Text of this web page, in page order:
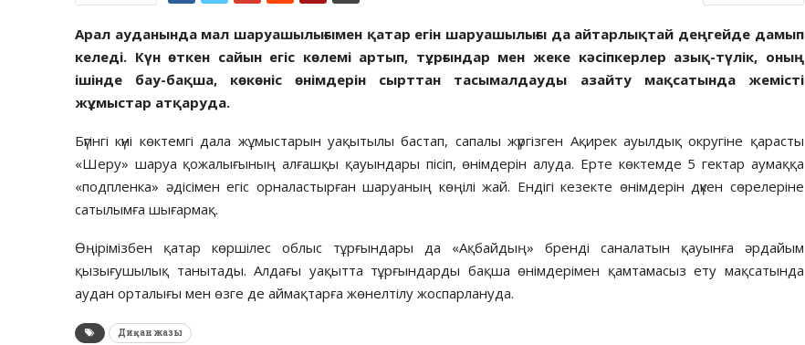
Арал ауданында мал шаруашылығымен қатар егін шаруашылығы да айтарлықтай деңгейде дамып
келеді. Күн өткен сайын егіс көлемі артып, тұрғындар мен жеке кәсіпкерлер азық-түлік, оның
ішінде бау-бақша, көкөніс өнімдерін сырттан тасымалдауды азайту мақсатында жемісті
жұмыстар атқаруда.
Бүгінгі күні көктемгі дала жұмыстарын уақытылы бастап, сапалы жүргізген Ақирек ауылдық округіне қарасты
«Шеру» шаруа қожалығының алғашқы қауындары пісіп, өнімдерін алуда. Ерте көктемде 5 гектар аумаққа
«подпленка» әдісімен егіс орналастырған шаруаның көңілі жай. Ендігі кезекте өнімдерін дүкен сөрелеріне
сатылымға шығармақ.
Өңірімізбен қатар көршілес облыс тұрғындары да «Ақбайдың» бренді саналатын қауынға әрдайым
қызығушылық танытады. Алдағы уақытта тұрғындарды бақша өнімдерімен қамтамасыз ету мақсатында
аудан орталығы мен өзге де аймақтарға жөнелтілу жоспарлануда.
Диқан жазы